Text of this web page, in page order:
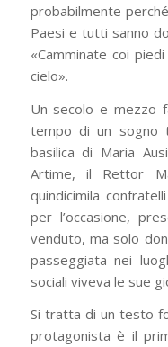
probabilmente
Paesi e tutti sanno
«Camminate coi
cielo».
Un secolo e mezzo
tempo di un sogno
basilica di Maria
Artime, il Rettor
quindicimila
per l’occasione,
venduto, ma solo
passeggiata nei
sociali viveva le sue
Si tratta di un testo
protagonista è il